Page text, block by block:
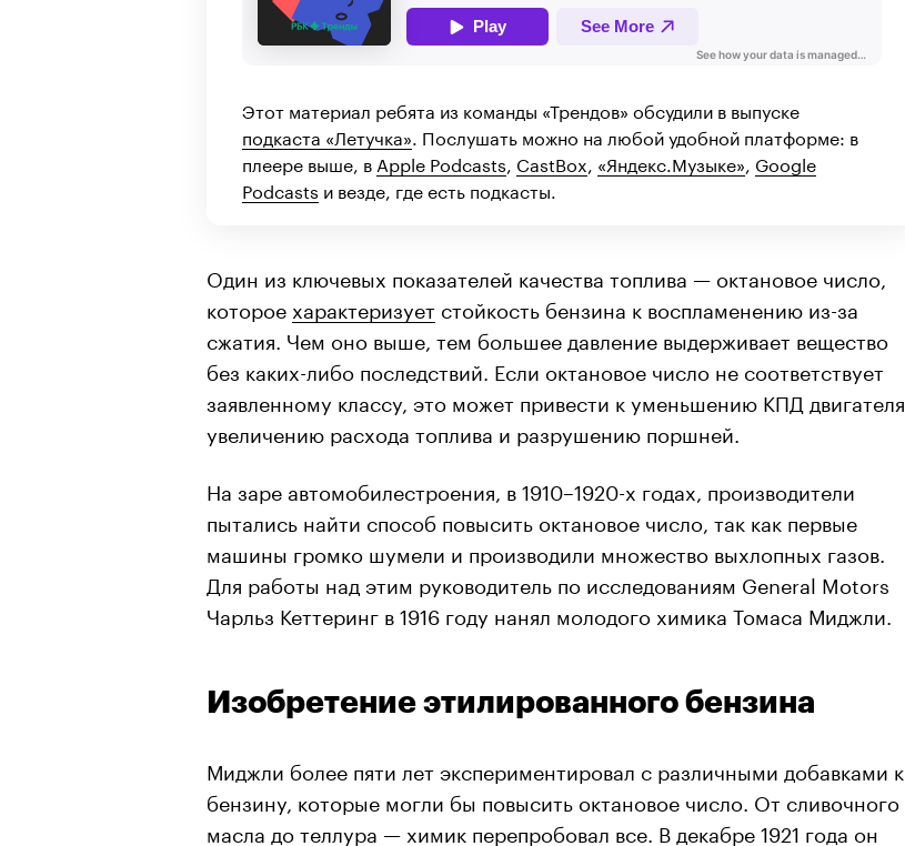
Этот материал ребята из команды «Трендов» обсудили в выпуске
подкаста «Летучка» . Послушать можно на любой удобной платформе: в
плеере выше, в Apple Podcasts CastBox «Яндекс.Музыке» Google
Podcasts и везде, где есть подкасты.
Один из ключевых показателей качества топлива — октановое число,
которое характеризует стойкость бензина к воспламенению из-за
сжатия. Чем оно выше, тем большее давление выдерживает вещество
без каких-либо последствий. Если октановое число не соответствует
заявленному классу, это может привести к уменьшению КПД двигателя,
увеличению расхода топлива и разрушению поршней.
На заре автомобилестроения, в 1910–1920-х годах, производители
пытались найти способ повысить октановое число, так как первые
машины громко шумели и производили множество выхлопных газов.
Для работы над этим руководитель по исследованиям General Motors
Чарльз Кеттеринг в 1916 году нанял молодого химика Томаса Миджли.
Изобретение этилированного бензина
Миджли более пяти лет экспериментировал с различными добавками к
бензину, которые могли бы повысить октановое число. От сливочного
масла до теллура — химик перепробовал все. В декабре 1921 года он